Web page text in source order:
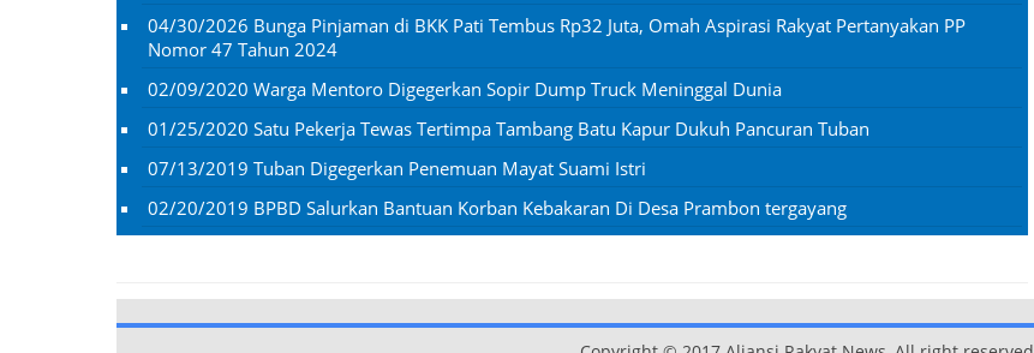
04/30/2026 Bunga Pinjaman di BKK Pati Tembus Rp32 Juta, Omah Aspirasi Rakyat Pertanyakan PP
Nomor 47 Tahun 2024
02/09/2020 Warga Mentoro Digegerkan Sopir Dump Truck Meninggal Dunia
01/25/2020 Satu Pekerja Tewas Tertimpa Tambang Batu Kapur Dukuh Pancuran Tuban
07/13/2019 Tuban Digegerkan Penemuan Mayat Suami Istri
02/20/2019 BPBD Salurkan Bantuan Korban Kebakaran Di Desa Prambon tergayang